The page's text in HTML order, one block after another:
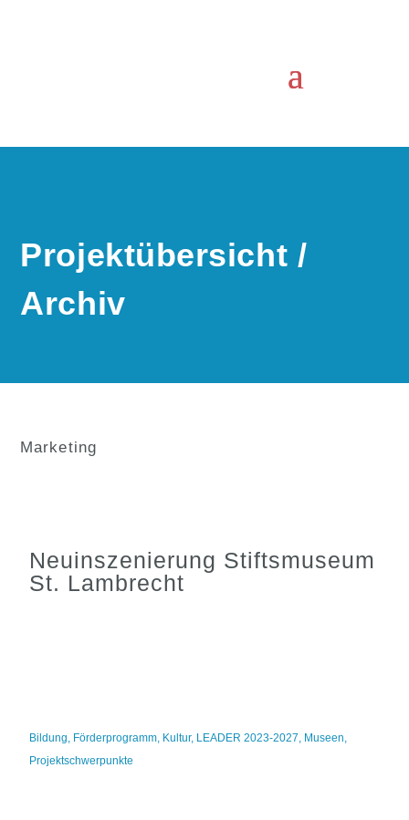
Projektübersicht /
Archiv
Marketing
Neuinszenierung Stiftsmuseum
St. Lambrecht
Bildung, Förderprogramm, Kultur, LEADER 2023-2027, Museen,
Projektschwerpunkte